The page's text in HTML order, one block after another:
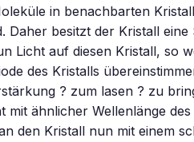
in benachbarten
Daher besitzt der Kristall
Licht auf diesen Kristall, so
des Kristalls
? zum lasen ? zu
mit ähnlicher Wellenlänge
den Kristall nun mit einem